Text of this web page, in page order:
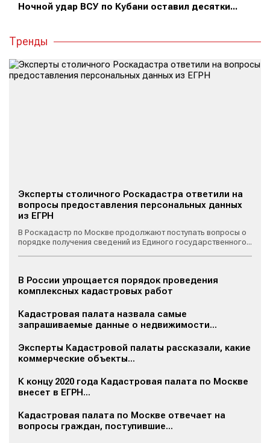
Ночной удар ВСУ по Кубани оставил десятки...
Тренды
Эксперты столичного Роскадастра ответили на
вопросы предоставления персональных данных
из ЕГРН
В Роскадастр по Москве продолжают поступать вопросы о
порядке получения сведений из Единого государственного...
В России упрощается порядок проведения
комплексных кадастровых работ
Кадастровая палата назвала самые
запрашиваемые данные о недвижимости...
Эксперты Кадастровой палаты рассказали, какие
коммерческие объекты...
К концу 2020 года Кадастровая палата по Москве
внесет в ЕГРН...
Кадастровая палата по Москве отвечает на
вопросы граждан, поступившие...